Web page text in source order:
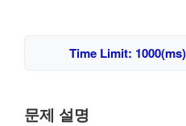
Time Limit:
문제 설명